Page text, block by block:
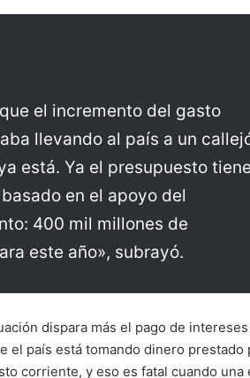
el incremento del gasto
llevando al país a un
está. Ya el presupuesto tiene
en el apoyo del
400 mil millones de
este año», subrayó.
dispara más el pago de
el país está tomando dinero prestado
corriente, y eso es fatal cuando una